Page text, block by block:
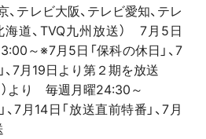
、テレビ大阪、テレビ愛知、テレ
海道、TVQ九州放送） 7月5日
～※7月5日「保科の休日」、7
、7月19日より第２期を放送
より 毎週月曜24:30～
7月14日「放送直前特番」、7月